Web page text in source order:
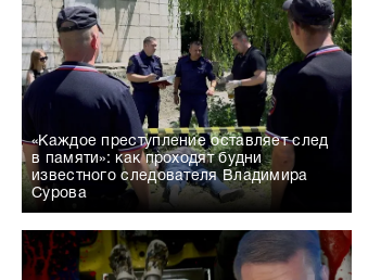
«Каждое преступление оставляет след
в памяти»: как проходят будни
известного следователя Владимира
Сурова